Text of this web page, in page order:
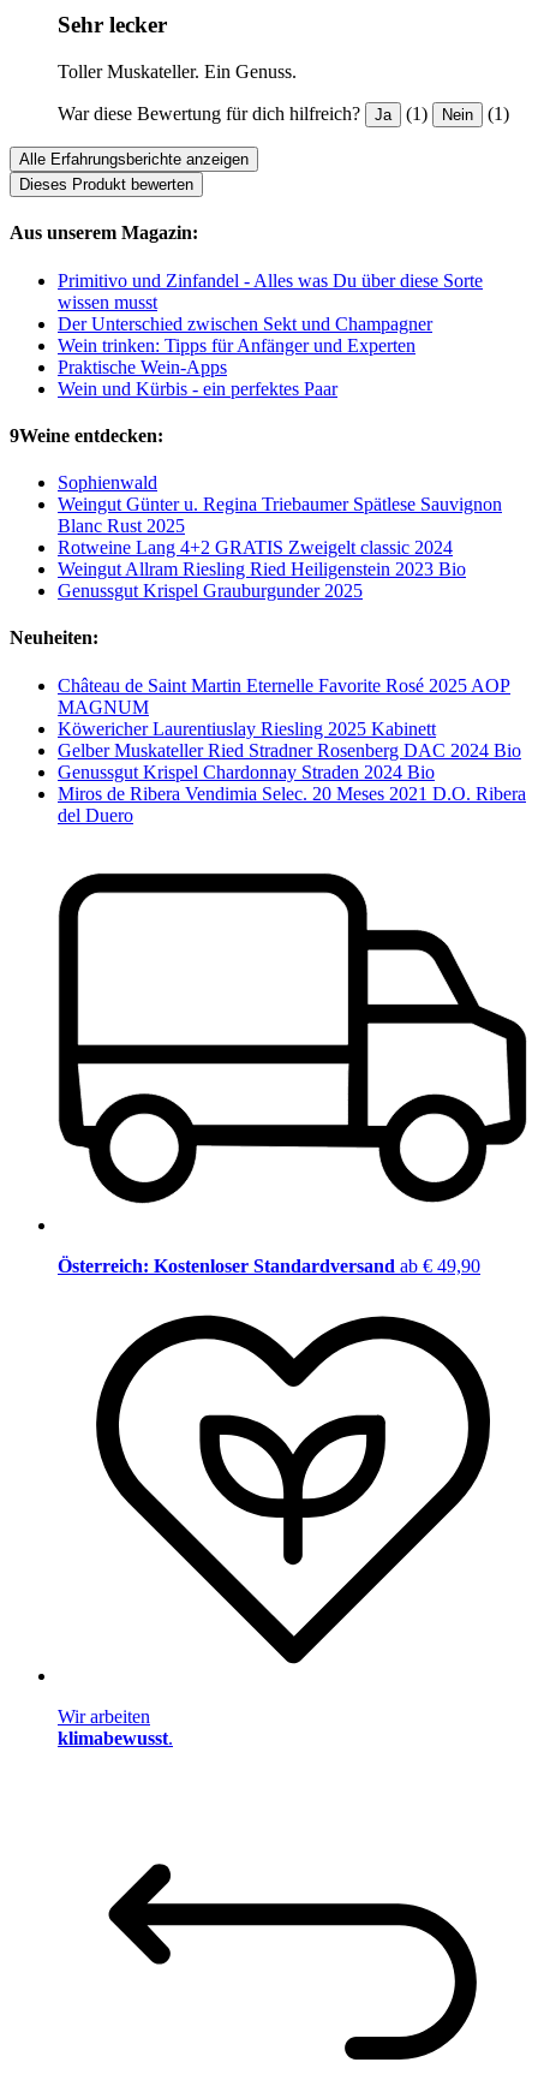
Sehr lecker
Toller Muskateller. Ein Genuss.
War diese Bewertung für dich hilfreich? Ja (1) Nein (1)
Alle Erfahrungsberichte anzeigen
Dieses Produkt bewerten
Aus unserem Magazin:
Primitivo und Zinfandel - Alles was Du über diese Sorte
wissen musst
Der Unterschied zwischen Sekt und Champagner
Wein trinken: Tipps für Anfänger und Experten
Praktische Wein-Apps
Wein und Kürbis - ein perfektes Paar
9Weine entdecken:
Sophienwald
Weingut Günter u. Regina Triebaumer Spätlese Sauvignon
Blanc Rust 2025
Rotweine Lang 4+2 GRATIS Zweigelt classic 2024
Weingut Allram Riesling Ried Heiligenstein 2023 Bio
Genussgut Krispel Grauburgunder 2025
Neuheiten:
Château de Saint Martin Eternelle Favorite Rosé 2025 AOP
MAGNUM
Köwericher Laurentiuslay Riesling 2025 Kabinett
Gelber Muskateller Ried Stradner Rosenberg DAC 2024 Bio
Genussgut Krispel Chardonnay Straden 2024 Bio
Miros de Ribera Vendimia Selec. 20 Meses 2021 D.O. Ribera
del Duero
Österreich: Kostenloser Standardversand ab € 49,90
Wir arbeiten
klimabewusst.